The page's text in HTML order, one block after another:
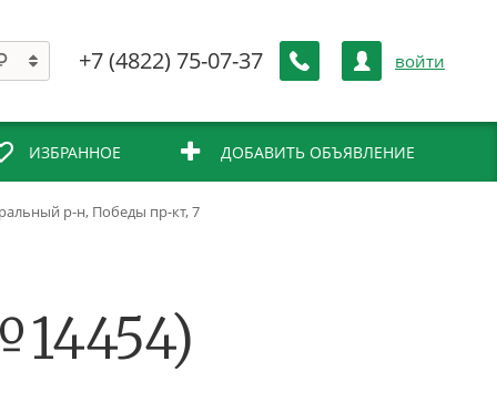
+7 (4822) 75-07-37 войти
ИЗБРАННОЕ ДОБАВИТЬ ОБЪЯВЛЕНИЕ
р-н, Победы пр-кт, 7